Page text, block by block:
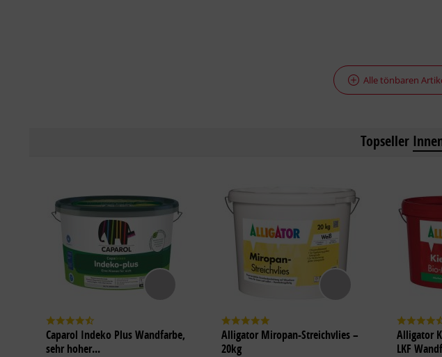
Alle tönbaren
Topseller
Caparol Indeko Plus Wandfarbe,
sehr hoher...
Alligator Miropan-Streichvlies –
20kg
Alligator
LKF